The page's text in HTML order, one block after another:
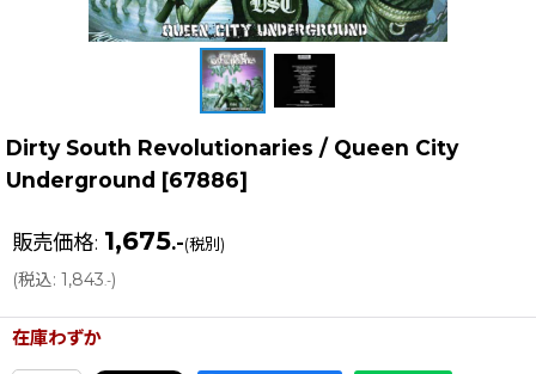
Dirty South Revolutionaries / Queen City
Underground [67886]
販売価格: 1,675.-(税別)
(税込: 1,843.-)
在庫わずか